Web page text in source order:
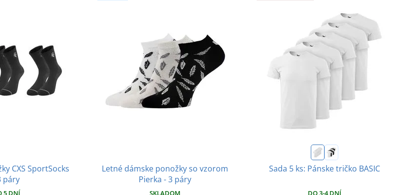
CXS SportSocks
páry
5 DNÍ
Letné dámske ponožky so vzorom
Pierka - 3 páry
SKLADOM
Sada 5 ks: Pánske tričko BASIC
DO 3-4 DNÍ